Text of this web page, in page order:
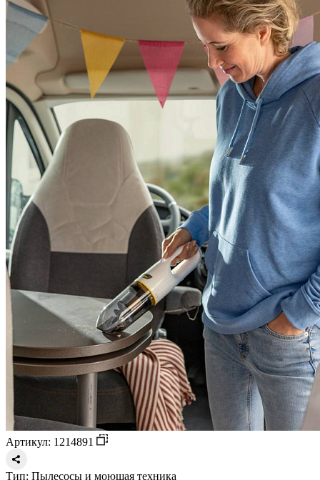
Артикул: 1214891
Тип: Пылесосы и моющая техника